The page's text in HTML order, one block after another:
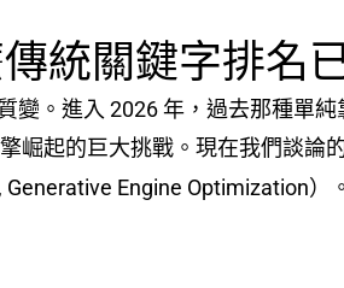
統關鍵字排名
變。進入 2026 年，過去那種單
崛起的巨大挑戰。現在我們談論
Generative Engine Optimization